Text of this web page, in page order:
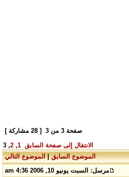
صفحة 3 من 3 [ 28 مشاركة ]
الانتقال إلى صفحة السابق 1
,
2
,
3
الموضوع السابق|الموضوع التالي
مرسل: السبت يونيو 10, 2006 4:36 am